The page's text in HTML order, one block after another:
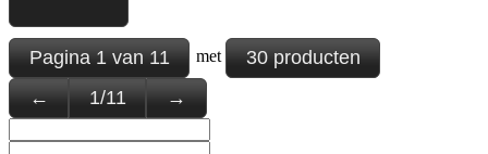
Pagina1van11 met
30 producten
←
1/11 →